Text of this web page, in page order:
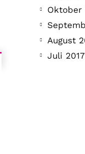
Oktober
August
Juli 2017
Der
stellen
hast du
Aber du